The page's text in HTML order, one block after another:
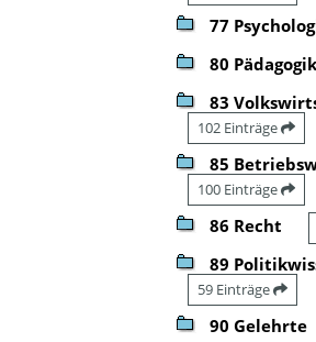
77
80 Pädagogik
83
102 Einträge
85
100 Einträge
86 Recht
89
59 Einträge
90 Gelehrte